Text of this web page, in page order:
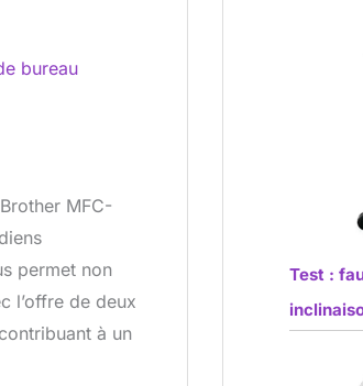
bureau
MFC-
permet non
l’offre de deux
à un
Test :